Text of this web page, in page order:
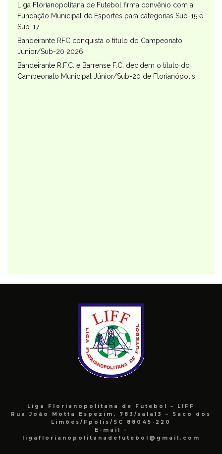
Liga Florianopolitana de Futebol firma convênio com a
Fundação Municipal de Esportes para categorias Sub-15 e
Sub-17
Bandeirante RFC conquista o título do Campeonato
Júnior/Sub-20 2026
Bandeirante R.F.C. e Barrense F.C. decidem o título do
Campeonato Municipal Júnior/Sub-20 de Florianópolis
Liga Florianopolitana de Futebol – LIFF
Rua João Motta Espezim, 783/sala13 – Saco dos
Limões/Fpolis/SC 88045-220
E-mail -
ligaflorianopolitanadefutebol@gmail.com